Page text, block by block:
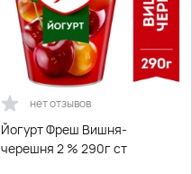
нет отзывов
Йогурт Фреш Вишня-
черешня 2 % 290г ст